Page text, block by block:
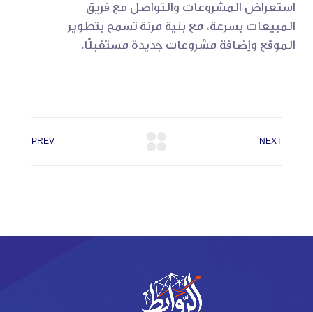
استعراض المشروعات والتواصل مع فريق
المبيعات بسرعة، مع بنية مرنة تسمح بتطوير
الموقع وإضافة مشروعات جديدة مستقبلًا.
PREV NEXT